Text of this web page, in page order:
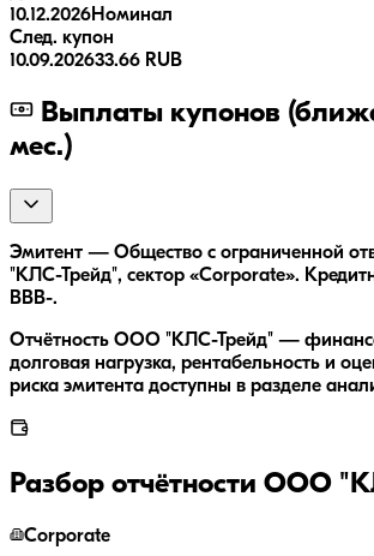
10.12.2026Номинал
След. купон
10.09.202633.66 RUB
Выплаты купонов
мес.)
Эмитент — Общество с ограниченной
"КЛС-Трейд", сектор «Corporate».
BBB-.
Отчётность ООО "КЛС-Трейд" —
долговая нагрузка, рентабельность и
риска эмитента доступны в разделе
Разбор отчётности ООО
Corporate